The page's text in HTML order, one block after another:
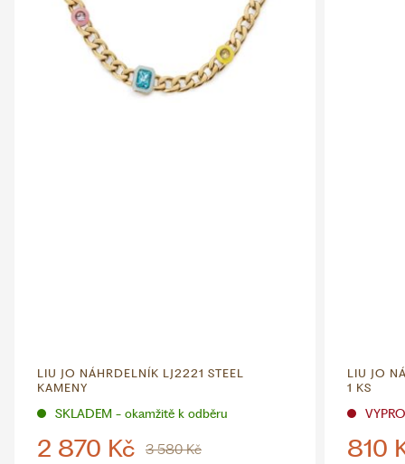
LIU JO NÁHRDELNÍK LJ2221 STEEL
KAMENY
SKLADEM - okamžitě k odběru
2 870 Kč 3 580 Kč
LIU JO
1 KS
810